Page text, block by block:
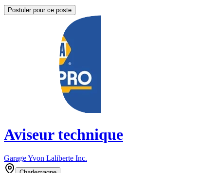
Postuler pour ce poste
Aviseur technique
Garage Yvon Laliberte Inc.